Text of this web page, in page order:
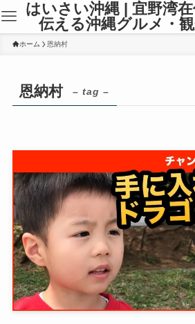
はいさい沖縄 | 宜野湾
伝える沖縄グルメ・
ホーム 恩納村
恩納村 – tag –